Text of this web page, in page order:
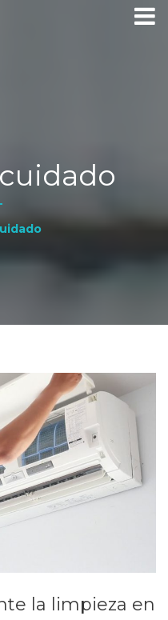
cuidado
la limpieza en